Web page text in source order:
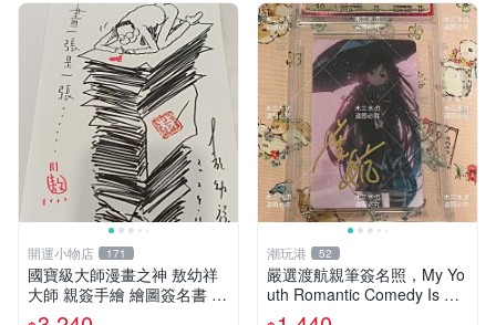
開運小物店 171
國寶級大師漫畫之神 敖幼祥
大師 親簽手繪 繪圖簽名書 機
會難得敖大師一輩子繪圖創作
潮玩港 52
嚴選渡航親筆簽名照，My Yo
uth Romantic Comedy Is Wr
ong限量收藏版 青春戀愛物語